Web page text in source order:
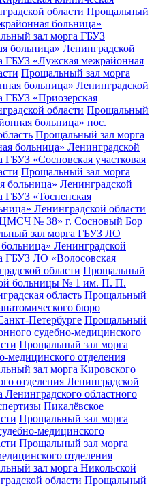
области Прощальный
больница»
зал морга ГБУЗ
больница» Ленинградской
ГБУЗ «Лужская межрайонная
Прощальный зал морга
больница» Ленинградской
ГБУЗ «Приозерская
области Прощальный
больница» пос.
Прощальный зал морга
больница» Ленинградской
«Сосновская участковая
Прощальный зал морга
больница» Ленинградской
«Тосненская
Ленинградской области
№ 38» г. Сосновый Бор
зал морга ГБУЗ ЛО
Ленинградской
ГБУЗ ЛО «Волосовская
области Прощальный
больницы № 1 им. П. П.
область Прощальный
бюро
Петербурге Прощальный
судебно-медицинского
Прощальный зал морга
медицинского отделения
зал морга Кировского
отделения Ленинградской
областного
Пикалёвское
Прощальный зал морга
медицинского
Прощальный зал морга
отделения
зал морга Никольской
области Прощальный